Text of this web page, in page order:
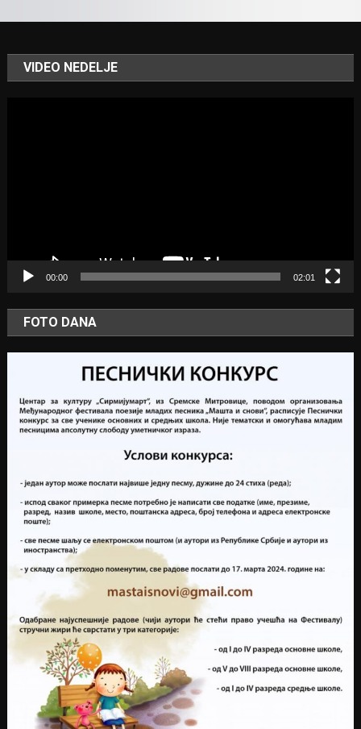
VIDEO NEDELJE
00:00 02:01
FOTO DANA